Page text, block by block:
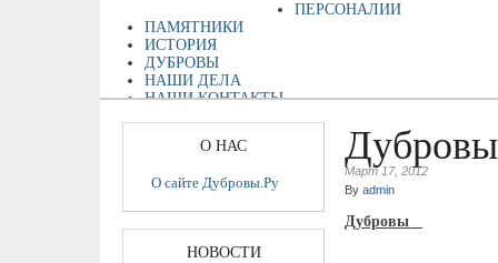
ПЕРСОНАЛИИ
ПАМЯТНИКИ
ИСТОРИЯ
ДУБРОВЫ
НАШИ ДЕЛА
НАШИ КОНТАКТЫ
О НАС
О сайте Дубровы.Ру
НОВОСТИ
Дубровы
Март 17, 2012
By admin
Дубровы